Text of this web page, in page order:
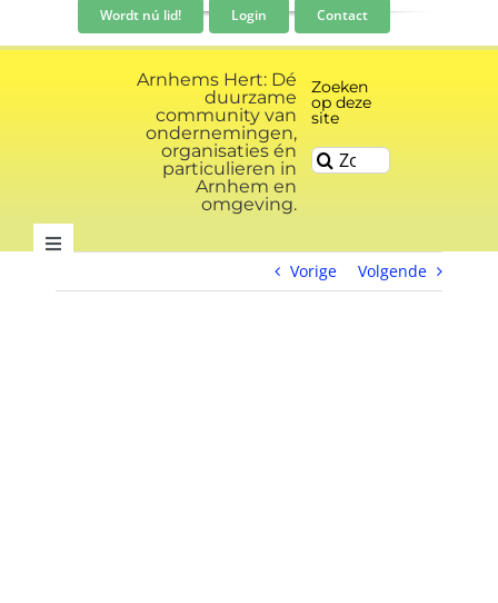
inhoud
Wordt nú lid! Login Contact
Arnhems Hert: Dé
duurzame
community van
ondernemingen,
organisaties én
particulieren in
Arnhem en
omgeving.
Zoeken
op deze
site
Zoeken
naar:
Toggle
Community
Vorige Volgende